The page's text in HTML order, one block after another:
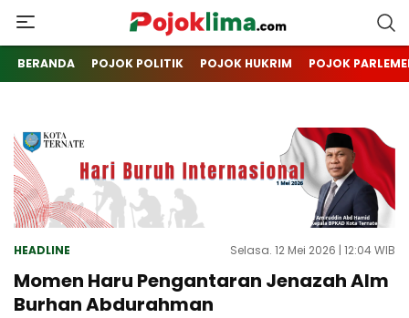
pojoklima.com
Mojokin
BERANDA POJOK POLITIK POJOK HUKRIM POJOK
HEADLINE Selasa. 12 Mei 2026 | 12:04 WIB
Momen Haru Pengantaran Jenazah Alm
Burhan Abdurahman